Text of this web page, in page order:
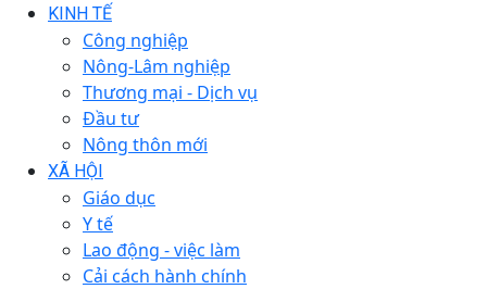
KINH TẾ
Công nghiệp
Nông-Lâm nghiệp
Thương mại - Dịch vụ
Đầu tư
Nông thôn mới
XÃ HỘI
Giáo dục
Y tế
Lao động - việc làm
Cải cách hành chính